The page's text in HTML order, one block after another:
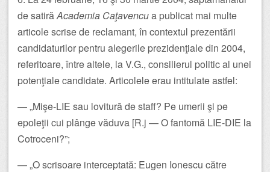
de satirăAcademia Caţavencua publicat mai multe
articole scrise de reclamant, în contextul prezentării
candidaturilor pentru alegerile prezidenţiale din 2004,
referitoare, între altele, la V.G., consilierul politic al unei
potenţiale candidate. Articolele erau intitulate astfel:
— „Mişe-LIE sau lovitură de staff? Pe umerii şi pe
epoleţii cui plânge văduva [R.j — O fantomă LIE-DIE la
Cotroceni?”;
— „O scrisoare interceptată: Eugen Ionescu către